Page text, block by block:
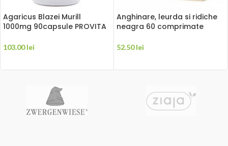
Agaricus Blazei Murill
1000mg 90capsule PROVITA
103.00lei
Anghinare, leurda si ridiche
neagra 60 comprimate
52.50lei